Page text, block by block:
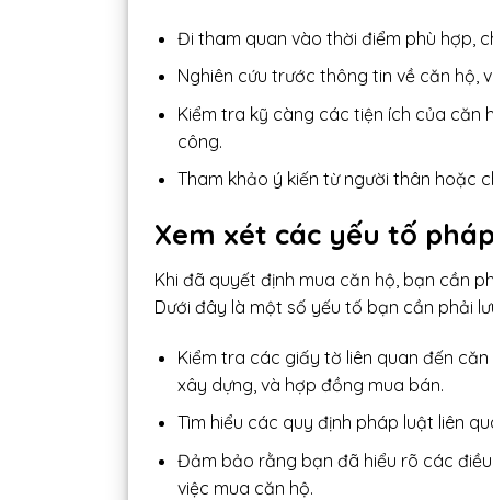
Đi tham quan vào thời điểm phù hợp,
Nghiên cứu trước thông tin về căn hộ,
Kiểm tra kỹ càng các tiện ích của căn
công.
Tham khảo ý kiến từ người thân hoặc
Xem xét các yếu tố
Khi đã quyết định mua căn hộ, bạn cần
Dưới đây là một số yếu tố bạn cần phải
Kiểm tra các giấy tờ liên quan đến
xây dựng, và hợp đồng mua bán.
Tìm hiểu các quy định pháp luật liên
Đảm bảo rằng bạn đã hiểu rõ các
việc mua căn hộ.